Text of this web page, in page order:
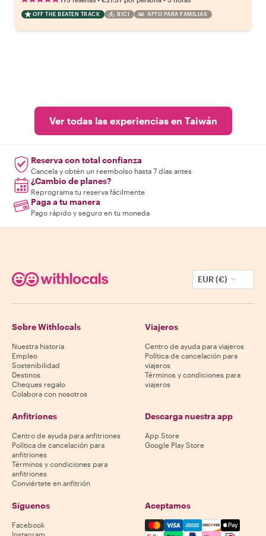
OFF THE BEATEN TRACK BICI APTO PARA FAMILIAS
Ver todas las experiencias en Taiwán
Reserva con total confianza
Cancela y obtén un reembolso hasta 7 días antes
¿Cambio de planes?
Reprograma tu reserva fácilmente
Paga a tu manera
Pago rápido y seguro en tu moneda
EUR (€)
Sobre Withlocals
Nuestra historia
Empleo
Sostenibilidad
Destinos
Cheques regalo
Colabora con nosotros
Viajeros
Centro de ayuda para viajeros
Política de cancelación para
viajeros
Términos y condiciones para
viajeros
Anfitriones
Centro de ayuda para anfitriones
Política de cancelación para
anfitriones
Términos y condiciones para
anfitriones
Conviértete en anfitrión
Descarga nuestra app
App Store
Google Play Store
Síguenos
Facebook
Instagram
Aceptamos
Mastercard, Visa, Amex,